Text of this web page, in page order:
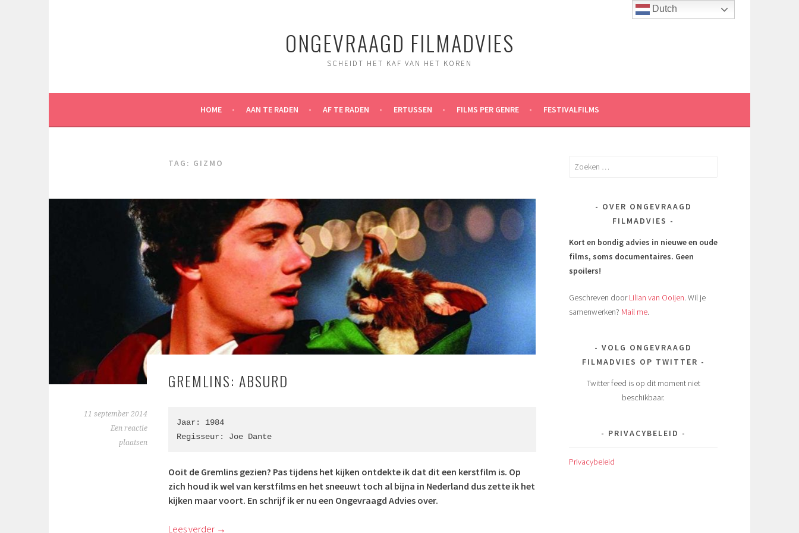
ONGEVRAAGD FILMADVIES
SCHEIDT HET KAF VAN HET KOREN
HOME AAN TE RADEN AF TE RADEN ERTUSSEN FILMS PER GENRE FESTIVALFILMS
TAG: GIZMO
GREMLINS: ABSURD
11 september 2014
Een reactie
plaatsen
Jaar: 1984
Regisseur: Joe Dante
Ooit de Gremlins gezien? Pas tijdens het kijken ontdekte ik dat dit een kerstfilm is. Op
zich houd ik wel van kerstfilms en het sneeuwt toch al bijna in Nederland dus zette ik het
kijken maar voort. En schrijf ik er nu een Ongevraagd Advies over.
Lees verder →
Zoeken
OVER ONGEVRAAGD
FILMADVIES
Kort en bondig advies in nieuwe en oude
films, soms documentaires. Geen
spoilers!
Geschreven doorLilian van Ooijen. Wil je
samenwerken? Mail me.
VOLG ONGEVRAAGD
FILMADVIES OP TWITTER
Twitter feed is op dit moment niet
beschikbaar.
PRIVACYBELEID
Privacybeleid
Dutch